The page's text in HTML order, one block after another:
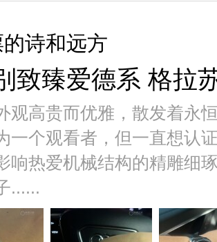
诗和远方
致臻爱德系 格拉
观高贵而优雅，散发着永
一个观看者，但一直想认
响热爱机械结构的精雕细
......